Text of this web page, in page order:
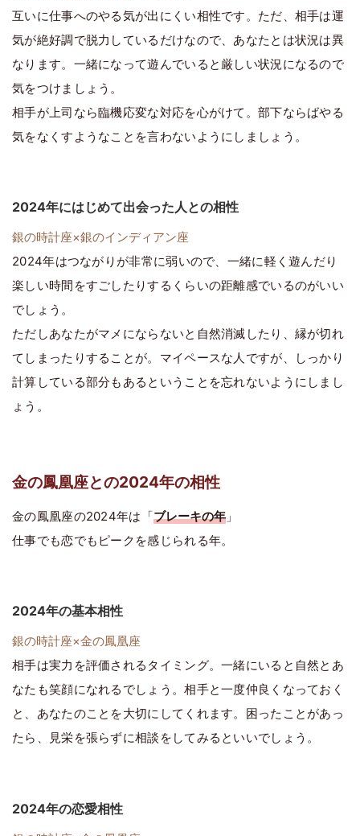
互いに仕事へのやる気が出にくい相性です。ただ、相手は運
気が絶好調で脱力しているだけなので、あなたとは状況は異
なります。一緒になって遊んでいると厳しい状況になるので
気をつけましょう。
相手が上司なら臨機応変な対応を心がけて。部下ならばやる
気をなくすようなことを言わないようにしましょう。
2024年にはじめて出会った人との相性
銀の時計座×銀のインディアン座
2024年はつながりが非常に弱いので、一緒に軽く遊んだり
楽しい時間をすごしたりするくらいの距離感でいるのがいい
でしょう。
ただしあなたがマメにならないと自然消滅したり、縁が切れ
てしまったりすることが。マイペースな人ですが、しっかり
計算している部分もあるということを忘れないようにしまし
ょう。
金の鳳凰座との2024年の相性
金の鳳凰座の2024年は「ブレーキの年」
仕事でも恋でもピークを感じられる年。
2024年の基本相性
銀の時計座×金の鳳凰座
相手は実力を評価されるタイミング。一緒にいると自然とあ
なたも笑顔になれるでしょう。相手と一度仲良くなっておく
と、あなたのことを大切にしてくれます。困ったことがあっ
たら、見栄を張らずに相談をしてみるといいでしょう。
2024年の恋愛相性